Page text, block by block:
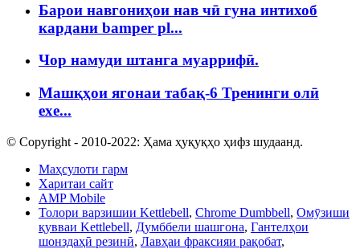
Барои навгониҳои нав чӣ гуна интихоб
кардани bamper pl...
Чор намуди штанга муаррифӣ.
Машқҳои ягонаи табақ-6 Тренинги олӣ
exe...
© Copyright - 2010-2022: Ҳама ҳуқуқҳо ҳифз шудаанд.
Маҳсулоти гарм
Харитаи сайт
AMP Mobile
Толори варзишии Kettlebell, Chrome Dumbbell, Омӯзиши
қувваи Kettlebell, Думббели шашгона, Гантелҳои
шонздаҳӣ резинӣ, Лавҳаи фраксияи рақобат,